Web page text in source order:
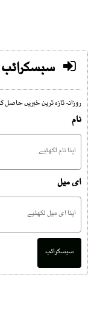
سبسکرائب
روزانہ تازہ ترین خبریں
نام
ای میل
سبسکرائب